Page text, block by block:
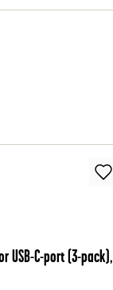
USB-C-port (3-pack),